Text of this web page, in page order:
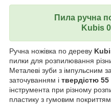
Пила ручна
Kubis
Ручна ножівка по дереву
пилки для розпилювання
Металеві зуби з імпульсним
заточуванням і твердістю 55
інструмента при різному
пластику з гумовим